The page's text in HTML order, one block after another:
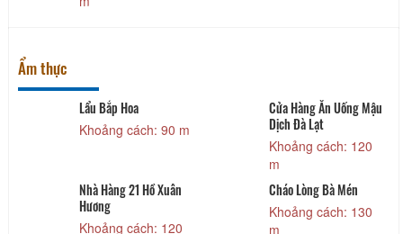
Ẩm thực
Lẩu Bắp Hoa
Khoảng cách: 90 m
Cửa Hàng Ăn Uống Mậu
Dịch Đà Lạt
Khoảng cách: 120
m
Nhà Hàng 21 Hồ Xuân
Hương
Khoảng cách: 120
Cháo Lòng Bà Mén
Khoảng cách: 130
m